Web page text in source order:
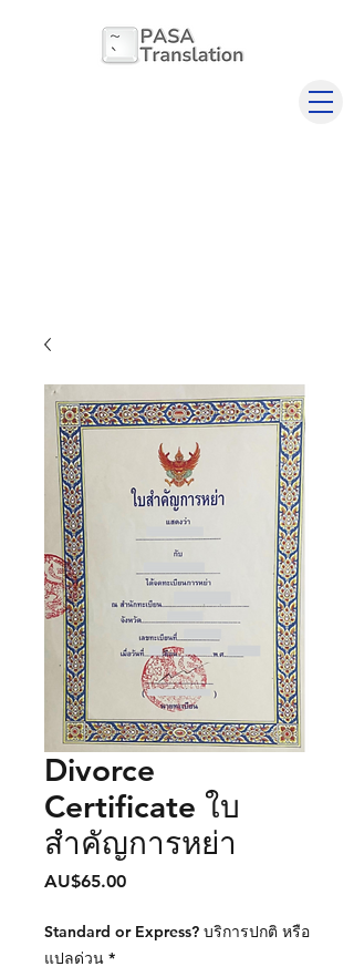
Divorce
Certificate ใบ
สำคัญการหย่า
AU$65.00ราคา
Standard or Express? บริการปกติ หรือ
แปลด่วน *